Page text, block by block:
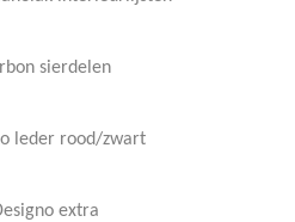
sierdelen
leder rood/zwart
extra